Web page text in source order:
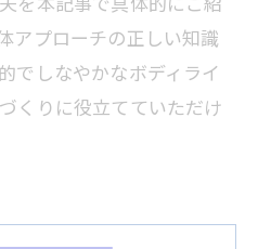
アプローチの正しい知識
でしなやかなボディライ
くりに役立てていただけ